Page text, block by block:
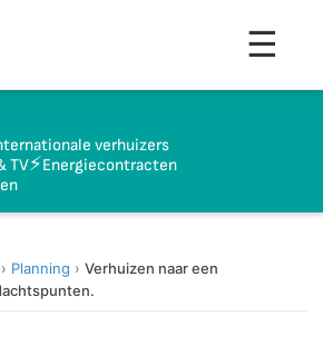
☰
verhuizers
TV⚡Energiecontracten
› Planning › Verhuizen naar een